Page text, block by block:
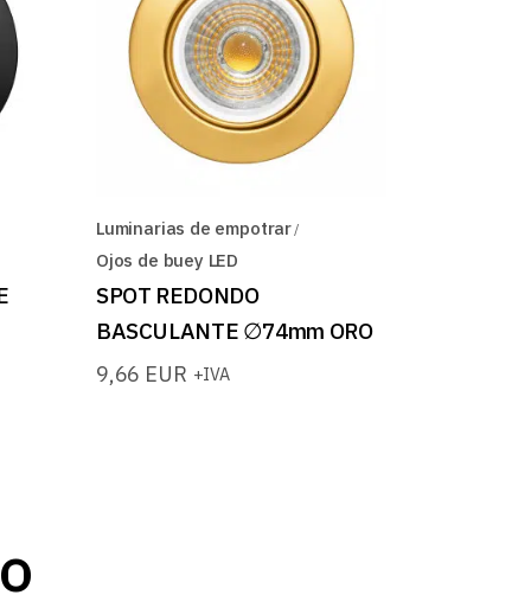
Luminarias de empotrar
Ojos de buey LED
SPOT REDONDO
BASCULANTE ∅74mm ORO
9,66 EUR +IVA